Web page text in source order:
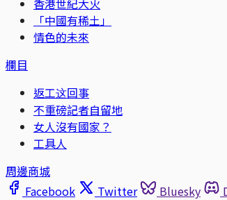
香港世紀大火
「中國有稀土」
情色的未來
欄目
返工这回事
不重磅記者自留地
女人沒有國家？
工具人
周邊商城
Facebook
Twitter Bluesky